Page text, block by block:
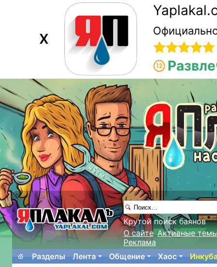
X
Крутой поиск баянов
О сайте Активные
Реклама
Разделы
Лента Общение Хаос